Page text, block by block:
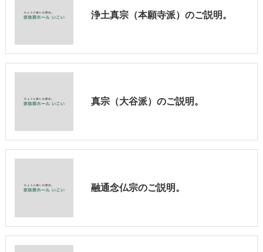
浄土真宗（本願寺派）のご説明。
真宗（大谷派）のご説明。
融通念仏宗のご説明。